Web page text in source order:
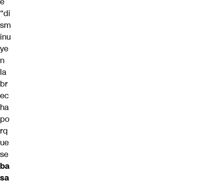
“di
sm
inu
ye
n
la
br
ec
ha
po
rq
ue
se
ba
sa